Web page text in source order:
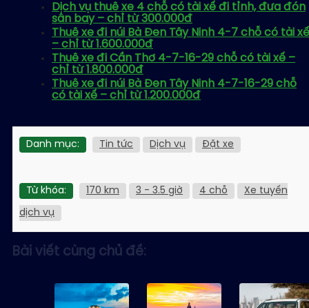
Dịch vụ thuê xe 4 chỗ có tài xế đi tỉnh, đưa đón
sân bay – chỉ từ 300.000đ
Thuê xe đi núi Bà Đen Tây Ninh 4-7 chỗ có tài xế
– chỉ từ 1.600.000đ
Thuê xe đi Cần Thơ 4-7-16-29 chỗ có tài xế –
chỉ từ 1.800.000đ
Thuê xe đi núi Bà Đen Tây Ninh 4-7-16-29 chỗ
có tài xế – chỉ từ 1.200.000đ
Danh mục: Tin tức Dịch vụ Đặt xe
Từ khóa: 170 km 3 - 3.5 giờ 4 chỗ Xe tuyến
dịch vụ
Bài viết cùng chủ đề: